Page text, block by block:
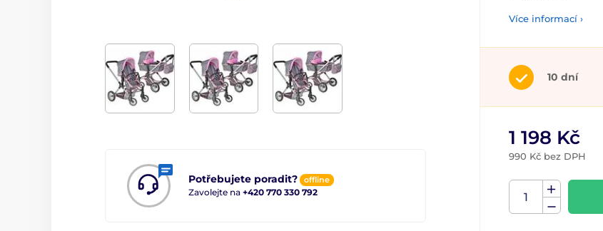
Potřebujete poradit? offline
Zavolejte na +420 770 330 792
Více informací ›
10 dní
1 198 Kč
990 Kč bez DPH